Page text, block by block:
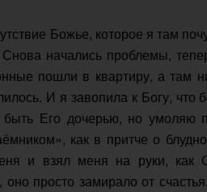
Божье, которое я там
начались проблемы,
пошли в квартиру, а там
И я завопила к Богу,
быть Его дочерью, но умоляю
как в притче о
и взял меня на руки, как
просто замирало от